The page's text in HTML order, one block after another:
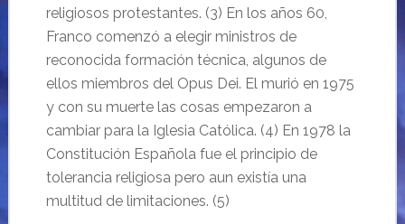
religiosos protestantes. (3) En los años 60,
Franco comenzó a elegir ministros de
reconocida formación técnica, algunos de
ellos miembros del Opus Dei. El murió en 1975
y con su muerte las cosas empezaron a
cambiar para la Iglesia Católica. (4) En 1978 la
Constitución Española fue el principio de
tolerancia religiosa pero aun existía una
multitud de limitaciones. (5)